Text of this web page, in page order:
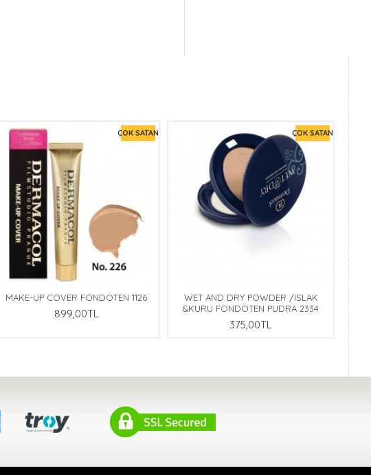
ÇOK SATAN
MAKE-UP COVER FONDÖTEN 1126
899,00TL
ÇOK SATAN
WET AND DRY POWDER /ISLAK
&KURU FONDÖTEN PUDRA 2334
375,00TL